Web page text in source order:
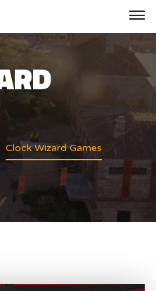
Clock Wizard Games